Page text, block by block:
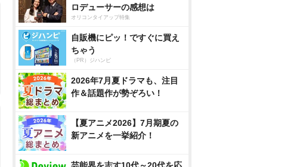
ロデューサーの感想は
オリコンタイアップ特集
自販機にピッ！ですぐに買え
ちゃう
（PR）ジハンピ
2026年7月夏ドラマも、注目
作＆話題作が勢ぞろい！
【夏アニメ2026】7月期夏の
新アニメを一挙紹介！